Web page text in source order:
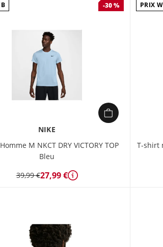
-30 %
NIKE
M NKCT DRY VICTORY TOP
Bleu
39,99 €27,99 € Détails
PRIX
T-shirt